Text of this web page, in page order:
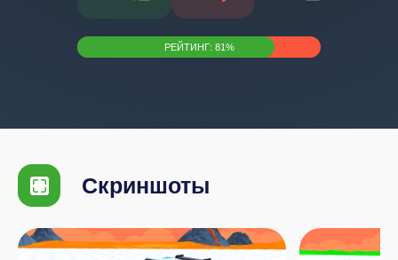
РЕЙТИНГ: 81%
Скриншоты